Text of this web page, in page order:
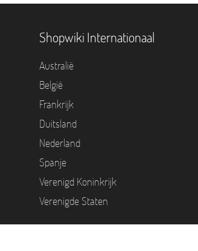
Shopwiki Internationaal
Australië
België
Frankrijk
Duitsland
Nederland
Spanje
Verenigd Koninkrijk
Verenigde Staten